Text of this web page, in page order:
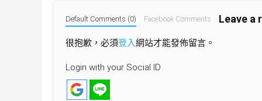
Leave a
Default Comments (0) Facebook Comments
很抱歉，必須登入網站才能發佈留言。
Login with your Social ID